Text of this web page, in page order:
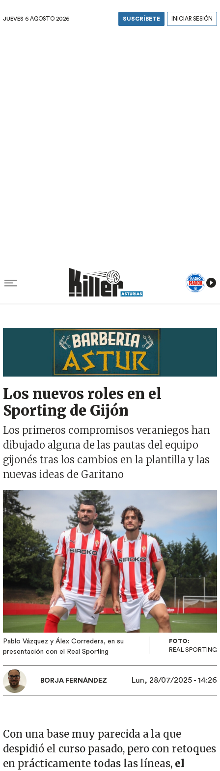
JUEVES 6 AGOSTO 2026 SUSCRÍBETE INICIAR SESIÓN
Los nuevos roles en el
Sporting de Gijón
Los primeros compromisos veraniegos han
dibujado alguna de las pautas del equipo
gijonés tras los cambios en la plantilla y las
nuevas ideas de Garitano
Imagen
Pablo Vázquez y Álex Corredera, en su
presentación con el Real Sporting
FOTO:
REAL SPORTING
BORJA FERNÁNDEZ Lun, 28/07/2025 - 14:26
Con una base muy parecida a la que
despidió el curso pasado, pero con retoques
en prácticamente todas las líneas, el